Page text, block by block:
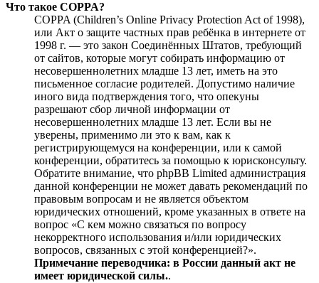
Что такое COPPA?
COPPA (Children’s Online Privacy Protection Act of 1998),
или Акт о защите частных прав ребёнка в интернете от
1998 г. — это закон Соединённых Штатов, требующий
от сайтов, которые могут собирать информацию от
несовершеннолетних младше 13 лет, иметь на это
письменное согласие родителей. Допустимо наличие
иного вида подтверждения того, что опекуны
разрешают сбор личной информации от
несовершеннолетних младше 13 лет. Если вы не
уверены, применимо ли это к вам, как к
регистрирующемуся на конференции, или к самой
конференции, обратитесь за помощью к юрисконсульту.
Обратите внимание, что phpBB Limited администрация
данной конференции не может давать рекомендаций по
правовым вопросам и не является объектом
юридических отношений, кроме указанных в ответе на
вопрос «С кем можно связаться по вопросу
некорректного использования и/или юридических
вопросов, связанных с этой конференцией?».
Примечание переводчика: в России данный акт не
имеет юридической силы..